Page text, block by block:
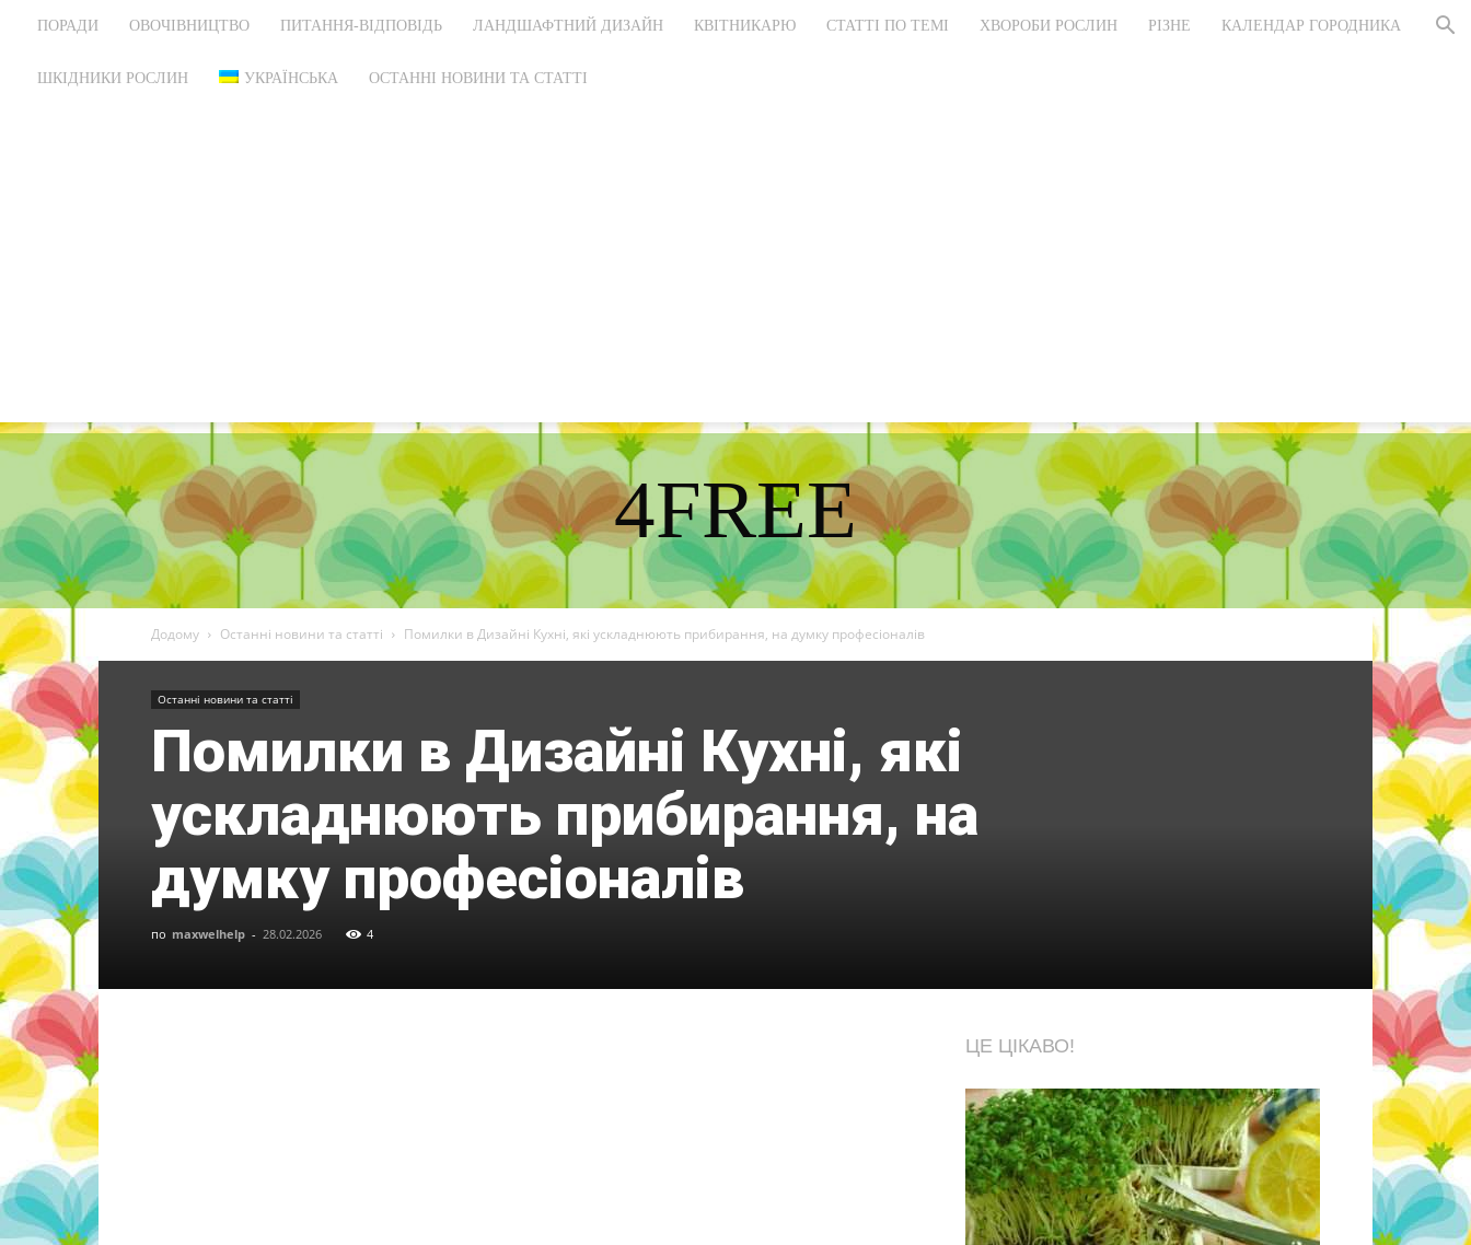
ПОРАДИ ОВОЧІВНИЦТВО ПИТАННЯ-ВІДПОВІДЬ ЛАНДШАФТНИЙ ДИЗАЙН КВІТНИКАРЮ СТАТТІ ПО ТЕМІ ХВОРОБИ РОСЛИН РІЗНЕ КАЛЕНДАР ГОРОДНИКА
ШКІДНИКИ РОСЛИН УКРАЇНСЬКА ОСТАННІ НОВИНИ ТА СТАТТІ
4FREE
DISCOVER THE ART OF PUBLISHING
Додому Останні новини та статті Помилки в Дизайні Кухні, які ускладнюють прибирання, на думку професіоналів
Останні новини та статті
Помилки в Дизайні Кухні, які
ускладнюють прибирання, на
думку професіоналів
по maxwelhelp - 28.02.2026 4
ЦЕ ЦІКАВО!